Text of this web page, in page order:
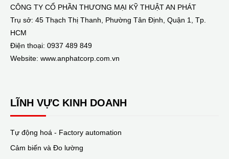
CÔNG TY CỔ PHẦN THƯƠNG MẠI KỸ THUẬT AN PHÁT
Trụ sở: 45 Thạch Thị Thanh, Phường Tân Định, Quận 1, Tp.
HCM
Điện thoại: 0937 489 849
Website: www.anphatcorp.com.vn
LĨNH VỰC KINH DOANH
Tự động hoá - Factory automation
Cảm biến và Đo lường